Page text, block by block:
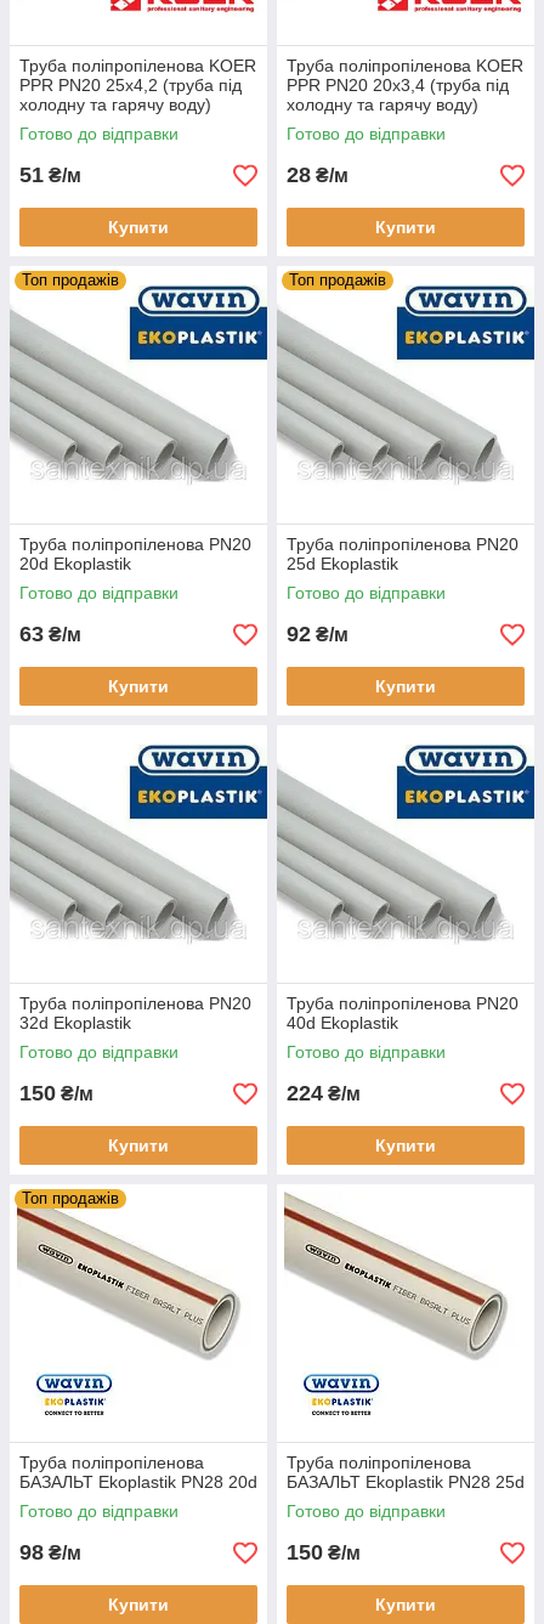
Труба поліпропіленова KOER
PPR PN20 25х4,2 (труба під
холодну та гарячу воду)
Готово до відправки
51 ₴/м
Купити
Труба поліпропіленова KOER
PPR PN20 20х3,4 (труба під
холодну та гарячу воду)
Готово до відправки
28 ₴/м
Купити
Топ продажів
Труба поліпропіленова PN20
20d Ekoplastik
Готово до відправки
63 ₴/м
Купити
Топ продажів
Труба поліпропіленова PN20
25d Ekoplastik
Готово до відправки
92 ₴/м
Купити
Труба поліпропіленова PN20
32d Ekoplastik
Готово до відправки
150 ₴/м
Купити
Труба поліпропіленова PN20
40d Ekoplastik
Готово до відправки
224 ₴/м
Купити
Топ продажів
Труба поліпропіленова
БАЗАЛЬТ Ekoplastik PN28 20d
Готово до відправки
98 ₴/м
Купити
Труба поліпропіленова
БАЗАЛЬТ Ekoplastik PN28 25d
Готово до відправки
150 ₴/м
Купити